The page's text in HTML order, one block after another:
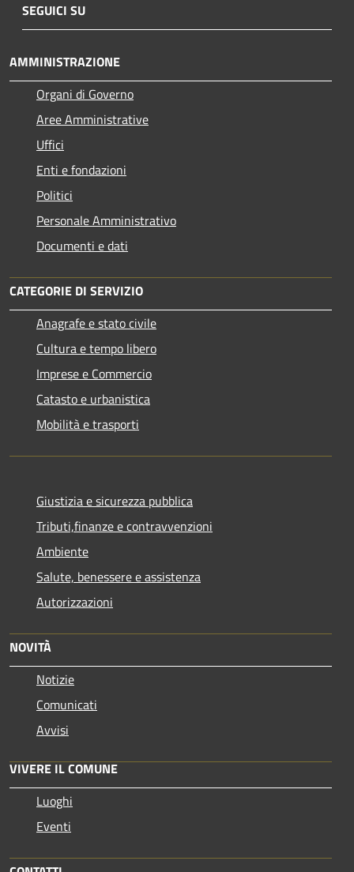
SEGUICI SU
AMMINISTRAZIONE
Organi di Governo
Aree Amministrative
Uffici
Enti e fondazioni
Politici
Personale Amministrativo
Documenti e dati
CATEGORIE DI SERVIZIO
Anagrafe e stato civile
Cultura e tempo libero
Imprese e Commercio
Catasto e urbanistica
Mobilità e trasporti
Giustizia e sicurezza pubblica
Tributi,finanze e contravvenzioni
Ambiente
Salute, benessere e assistenza
Autorizzazioni
NOVITÀ
Notizie
Comunicati
Avvisi
VIVERE IL COMUNE
Luoghi
Eventi